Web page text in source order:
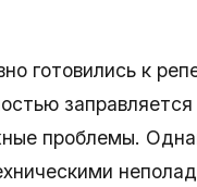
готовились к
проблемы.